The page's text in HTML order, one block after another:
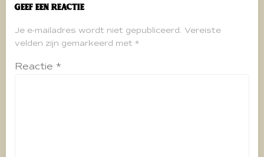
Geef een reactie
Je e-mailadres wordt niet gepubliceerd. Vereiste
velden zijn gemarkeerd met *
Reactie *